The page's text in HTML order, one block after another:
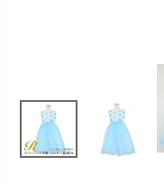
Photography